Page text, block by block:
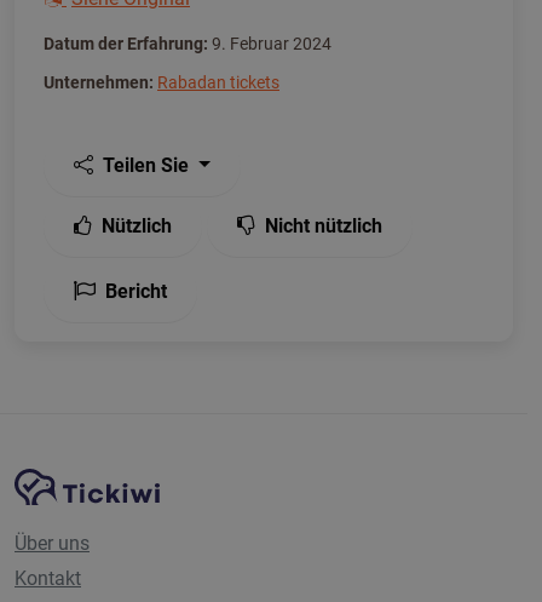
Datum der Erfahrung: 9. Februar 2024
Unternehmen: Rabadan tickets
Teilen Sie
Nützlich Nicht nützlich
Bericht
Website-Navigation
Tickiwi-Plattform
Über uns
Kontakt